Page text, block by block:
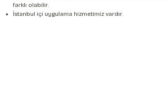
farklı olabilir.
İstanbul içi uygulama hizmetimiz vardır.